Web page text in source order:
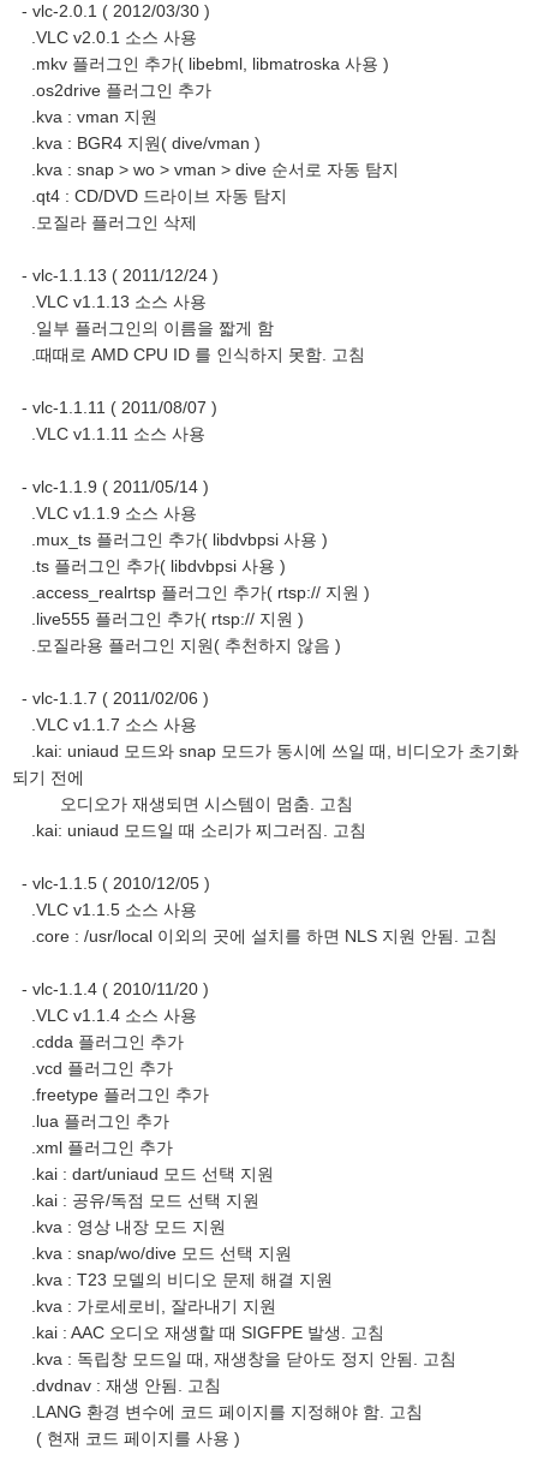
- vlc-2.0.1 ( 2012/03/30 )
.VLC v2.0.1 소스 사용
.mkv 플러그인 추가( libebml, libmatroska 사용 )
.os2drive 플러그인 추가
.kva : vman 지원
.kva : BGR4 지원( dive/vman )
.kva : snap > wo > vman > dive 순서로 자동 탐지
.qt4 : CD/DVD 드라이브 자동 탐지
.모질라 플러그인 삭제
- vlc-1.1.13 ( 2011/12/24 )
.VLC v1.1.13 소스 사용
.일부 플러그인의 이름을 짧게 함
.때때로 AMD CPU ID 를 인식하지 못함. 고침
- vlc-1.1.11 ( 2011/08/07 )
.VLC v1.1.11 소스 사용
- vlc-1.1.9 ( 2011/05/14 )
.VLC v1.1.9 소스 사용
.mux_ts 플러그인 추가( libdvbpsi 사용 )
.ts 플러그인 추가( libdvbpsi 사용 )
.access_realrtsp 플러그인 추가( rtsp:// 지원 )
.live555 플러그인 추가( rtsp:// 지원 )
.모질라용 플러그인 지원( 추천하지 않음 )
- vlc-1.1.7 ( 2011/02/06 )
.VLC v1.1.7 소스 사용
.kai: uniaud 모드와 snap 모드가 동시에 쓰일 때, 비디오가 초기화
되기 전에
오디오가 재생되면 시스템이 멈춤. 고침
.kai: uniaud 모드일 때 소리가 찌그러짐. 고침
- vlc-1.1.5 ( 2010/12/05 )
.VLC v1.1.5 소스 사용
.core : /usr/local 이외의 곳에 설치를 하면 NLS 지원 안됨. 고침
- vlc-1.1.4 ( 2010/11/20 )
.VLC v1.1.4 소스 사용
.cdda 플러그인 추가
.vcd 플러그인 추가
.freetype 플러그인 추가
.lua 플러그인 추가
.xml 플러그인 추가
.kai : dart/uniaud 모드 선택 지원
.kai : 공유/독점 모드 선택 지원
.kva : 영상 내장 모드 지원
.kva : snap/wo/dive 모드 선택 지원
.kva : T23 모델의 비디오 문제 해결 지원
.kva : 가로세로비, 잘라내기 지원
.kai : AAC 오디오 재생할 때 SIGFPE 발생. 고침
.kva : 독립창 모드일 때, 재생창을 닫아도 정지 안됨. 고침
.dvdnav : 재생 안됨. 고침
.LANG 환경 변수에 코드 페이지를 지정해야 함. 고침
( 현재 코드 페이지를 사용 )